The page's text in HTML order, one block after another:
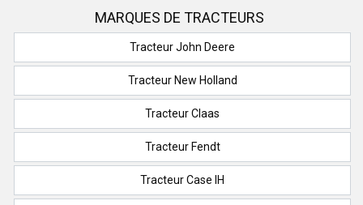
MARQUES DE TRACTEURS
Tracteur John Deere
Tracteur New Holland
Tracteur Claas
Tracteur Fendt
Tracteur Case IH